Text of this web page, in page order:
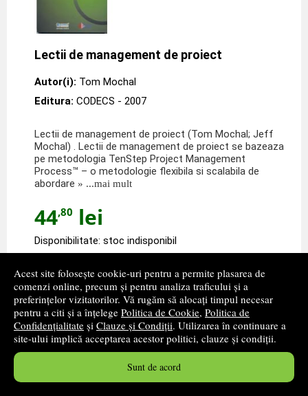
Acest site folosește cookie-uri pentru a permite plasarea de
comenzi online, precum și pentru analiza traficului și a
preferințelor vizitatorilor. Vă rugăm să alocați timpul necesar
pentru a citi și a înțelege Politica de Cookie, Politica de
Confidențialitate și Clauze și Condiții. Utilizarea în continuare a
site-ului implică acceptarea acestor politici, clauze și condiții.
Sunt de acord
Lectii de management de proiect
Autor(i): Tom Mochal
Editura: CODECS - 2007
Lectii de management de proiect (Tom Mochal; Jeff
Mochal) . Lectii de management de proiect se bazeaza
pe metodologia TenStep Project Management
Process™ – o metodologie flexibila si scalabila de
abordare » ...mai mult
44,80 lei
Disponibilitate: stoc indisponibil
alertă stoc